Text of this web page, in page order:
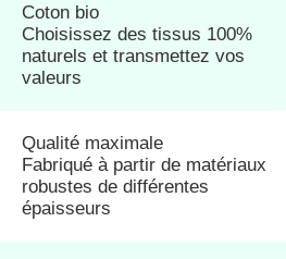
Coton bio
Choisissez des tissus 100%
naturels et transmettez vos
valeurs
Qualité maximale
Fabriqué à partir de matériaux
robustes de différentes
épaisseurs